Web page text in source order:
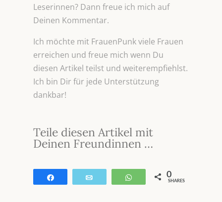
Leserinnen? Dann freue ich mich auf
Deinen Kommentar.
Ich möchte mit FrauenPunk viele Frauen
erreichen und freue mich wenn Du
diesen Artikel teilst und weiterempfiehlst.
Ich bin Dir für jede Unterstützung
dankbar!
Teile diesen Artikel mit
Deinen Freundinnen …
WhatsApp
0
SHARES